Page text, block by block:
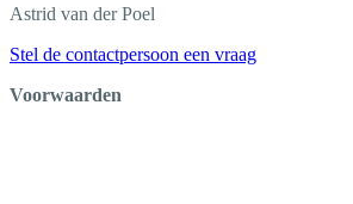
Astrid van der Poel
Stel de contactpersoon een vraag
Voorwaarden